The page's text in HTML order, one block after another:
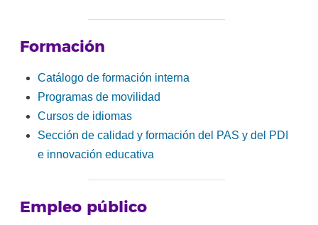
Formación
Catálogo de formación interna
Programas de movilidad
Cursos de idiomas
Sección de calidad y formación del PAS y del PDI
e innovación educativa
Empleo público